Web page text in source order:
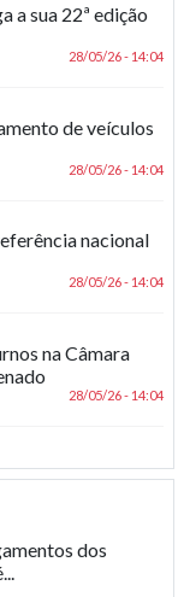
a sua 22ª edição
28/05/26 - 14:04
de veículos
28/05/26 - 14:04
nacional
28/05/26 - 14:04
na Câmara
28/05/26 - 14:04
dos